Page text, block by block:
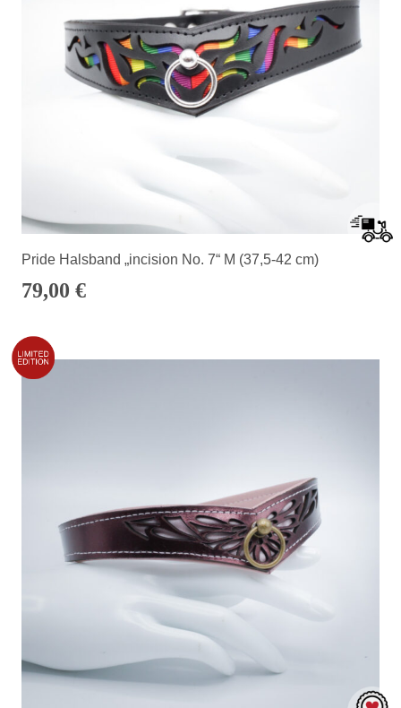
Pride Halsband „incision No. 7“ M (37,5-42 cm)
79,00 €